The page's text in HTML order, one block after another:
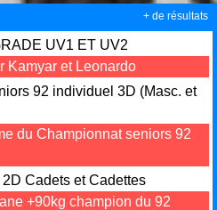
UV1 ET UV2
Kamyar et Leonardo
92 individuel 3D (Masc. et
du Championnat seniors 92
Cadets et Cadettes
+90kg champion du 92
+ de résultats